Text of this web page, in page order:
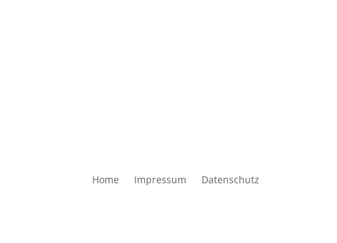
Home Impressum Datenschutz